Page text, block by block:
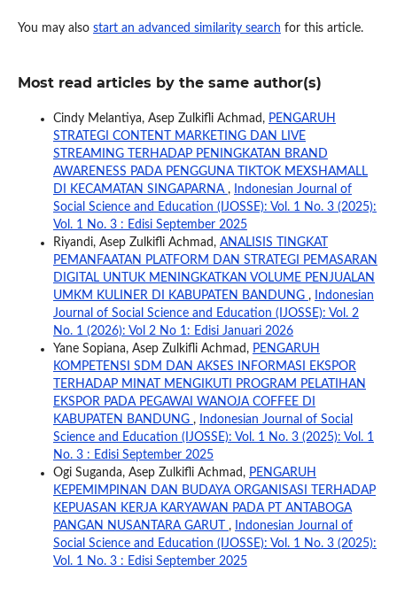
You may also start an advanced similarity search for this article.
Most read articles by the same author(s)
Cindy Melantiya, Asep Zulkifli Achmad, PENGARUH
STRATEGI CONTENT MARKETING DAN LIVE
STREAMING TERHADAP PENINGKATAN BRAND
AWARENESS PADA PENGGUNA TIKTOK MEXSHAMALL
DI KECAMATAN SINGAPARNA ,
Indonesian Journal of
Social Science and Education (IJOSSE): Vol. 1 No. 3 (2025):
Vol. 1 No. 3 : Edisi September 2025
Riyandi, Asep Zulkifli Achmad, ANALISIS TINGKAT
PEMANFAATAN PLATFORM DAN STRATEGI PEMASARAN
DIGITAL UNTUK MENINGKATKAN VOLUME PENJUALAN
UMKM KULINER DI KABUPATEN BANDUNG ,
Indonesian
Journal of Social Science and Education (IJOSSE): Vol. 2
No. 1 (2026): Vol 2 No 1: Edisi Januari 2026
Yane Sopiana, Asep Zulkifli Achmad, PENGARUH
KOMPETENSI SDM DAN AKSES INFORMASI EKSPOR
TERHADAP MINAT MENGIKUTI PROGRAM PELATIHAN
EKSPOR PADA PEGAWAI WANOJA COFFEE DI
KABUPATEN BANDUNG ,
Indonesian Journal of Social
Science and Education (IJOSSE): Vol. 1 No. 3 (2025): Vol. 1
No. 3 : Edisi September 2025
Ogi Suganda, Asep Zulkifli Achmad, PENGARUH
KEPEMIMPINAN DAN BUDAYA ORGANISASI TERHADAP
KEPUASAN KERJA KARYAWAN PADA PT ANTABOGA
PANGAN NUSANTARA GARUT ,
Indonesian Journal of
Social Science and Education (IJOSSE): Vol. 1 No. 3 (2025):
Vol. 1 No. 3 : Edisi September 2025